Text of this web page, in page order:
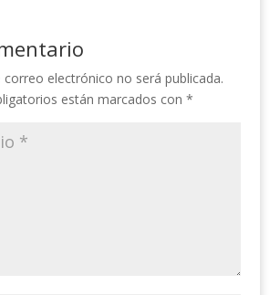
correo electrónico no será publicada.
están marcados con *